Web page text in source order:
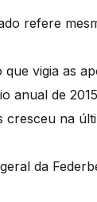
refere
vigia as
anual de
cresceu na
da